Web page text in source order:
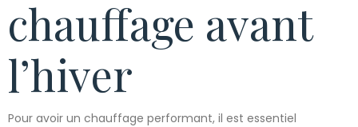
chauffage avant
l’hiver
Pour avoir un chauffage performant, il est essentiel